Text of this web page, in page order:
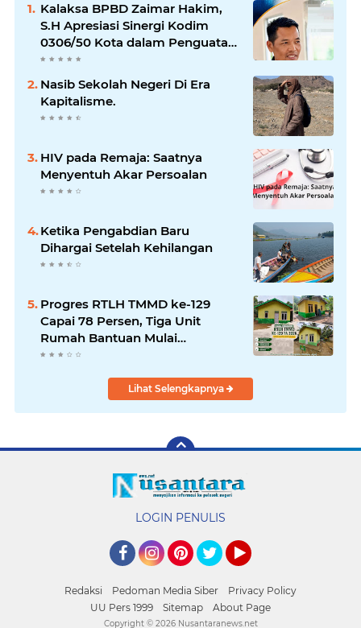
Kalaksa BPBD Zaimar Hakim,
S.H Apresiasi Sinergi Kodim
0306/50 Kota dalam Penguatan
Mitigasi dan Penanganan
Bencana
Nasib Sekolah Negeri Di Era
Kapitalisme.
HIV pada Remaja: Saatnya
Menyentuh Akar Persoalan
Ketika Pengabdian Baru
Dihargai Setelah Kehilangan
Progres RTLH TMMD ke-129
Capai 78 Persen, Tiga Unit
Rumah Bantuan Mulai
Rampung
Lihat Selengkapnya
LOGIN PENULIS
Redaksi Pedoman Media Siber
Privacy Policy
UU Pers 1999
Sitemap About Page
Copyright © 2026 Nusantaranews.net